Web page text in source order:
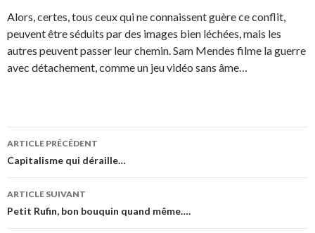
Alors, certes, tous ceux qui ne connaissent guère ce conflit,
peuvent être séduits par des images bien léchées, mais les
autres peuvent passer leur chemin. Sam Mendes filme la guerre
avec détachement, comme un jeu vidéo sans âme…
Navigation
des
articles
ARTICLE PRÉCÉDENT
Capitalisme qui déraille…
ARTICLE SUIVANT
Petit Rufin, bon bouquin quand même….